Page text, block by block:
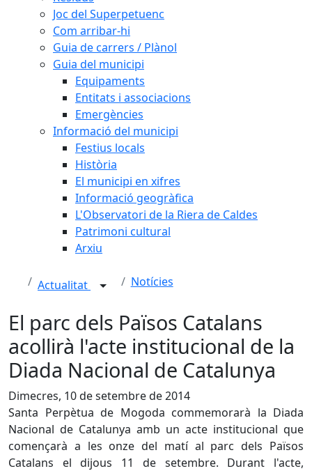
Joc del Superpetuenc
Com arribar-hi
Guia de carrers / Plànol
Guia del municipi
Equipaments
Entitats i associacions
Emergències
Informació del municipi
Festius locals
Història
El municipi en xifres
Informació geogràfica
L'Observatori de la Riera de Caldes
Patrimoni cultural
Arxiu
Actualitat Notícies
El parc dels Països Catalans
acollirà l'acte institucional de la
Diada Nacional de Catalunya
Dimecres, 10 de setembre de 2014
Santa Perpètua de Mogoda commemorarà la Diada
Nacional de Catalunya amb un acte institucional que
començarà a les onze del matí al parc dels Països
Catalans el dijous 11 de setembre. Durant l'acte,